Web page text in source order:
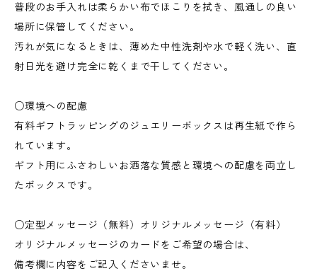
普段のお手入れは柔らかい布でほこりを拭き、風通しの良い
場所に保管してください。
汚れが気になるときは、薄めた中性洗剤や水で軽く洗い、直
射日光を避け完全に乾くまで干してください。
○環境への配慮
有料ギフトラッピングのジュエリーボックスは再生紙で作ら
れています。
ギフト用にふさわしいお洒落な質感と環境への配慮を両立し
たボックスです。
○定型メッセージ（無料）オリジナルメッセージ（有料）
オリジナルメッセージのカードをご希望の場合は、
備考欄に内容をご記入くださいませ。